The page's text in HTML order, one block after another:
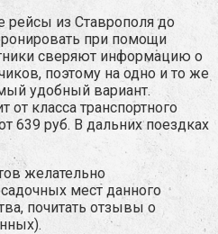
рейсы из Ставрополя до
при помощи
сверяют информацию о
поэтому на одно и то же
удобный вариант.
от класса транспортного
639 руб. В дальних поездках
желательно
мест данного
почитать отзывы о